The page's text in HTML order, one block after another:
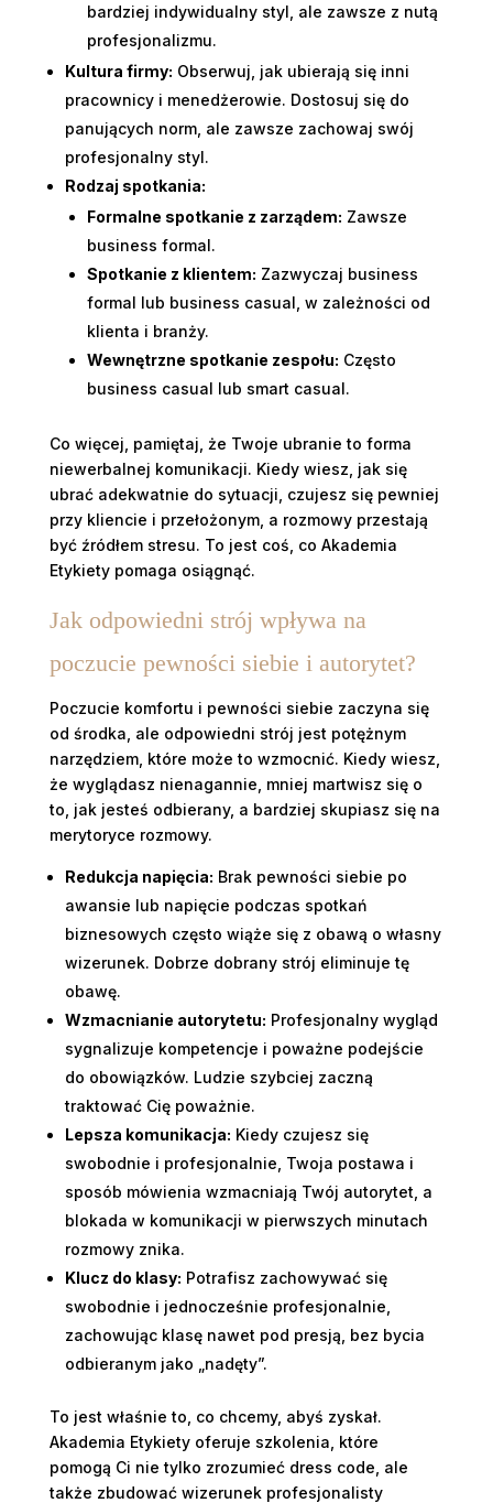
bardziej indywidualny styl, ale zawsze z nutą
profesjonalizmu.
Kultura firmy: Obserwuj, jak ubierają się inni
pracownicy i menedżerowie. Dostosuj się do
panujących norm, ale zawsze zachowaj swój
profesjonalny styl.
Rodzaj spotkania:
Formalne spotkanie z zarządem: Zawsze
business formal.
Spotkanie z klientem: Zazwyczaj business
formal lub business casual, w zależności od
klienta i branży.
Wewnętrzne spotkanie zespołu: Często
business casual lub smart casual.
Co więcej, pamiętaj, że Twoje ubranie to forma
niewerbalnej komunikacji. Kiedy wiesz, jak się
ubrać adekwatnie do sytuacji, czujesz się pewniej
przy kliencie i przełożonym, a rozmowy przestają
być źródłem stresu. To jest coś, co Akademia
Etykiety pomaga osiągnąć.
Jak odpowiedni strój wpływa na
poczucie pewności siebie i autorytet?
Poczucie komfortu i pewności siebie zaczyna się
od środka, ale odpowiedni strój jest potężnym
narzędziem, które może to wzmocnić. Kiedy wiesz,
że wyglądasz nienagannie, mniej martwisz się o
to, jak jesteś odbierany, a bardziej skupiasz się na
merytoryce rozmowy.
Redukcja napięcia: Brak pewności siebie po
awansie lub napięcie podczas spotkań
biznesowych często wiąże się z obawą o własny
wizerunek. Dobrze dobrany strój eliminuje tę
obawę.
Wzmacnianie autorytetu: Profesjonalny wygląd
sygnalizuje kompetencje i poważne podejście
do obowiązków. Ludzie szybciej zaczną
traktować Cię poważnie.
Lepsza komunikacja: Kiedy czujesz się
swobodnie i profesjonalnie, Twoja postawa i
sposób mówienia wzmacniają Twój autorytet, a
blokada w komunikacji w pierwszych minutach
rozmowy znika.
Klucz do klasy: Potrafisz zachowywać się
swobodnie i jednocześnie profesjonalnie,
zachowując klasę nawet pod presją, bez bycia
odbieranym jako „nadęty”.
To jest właśnie to, co chcemy, abyś zyskał.
Akademia Etykiety oferuje szkolenia, które
pomogą Ci nie tylko zrozumieć dress code, ale
także zbudować wizerunek profesjonalisty